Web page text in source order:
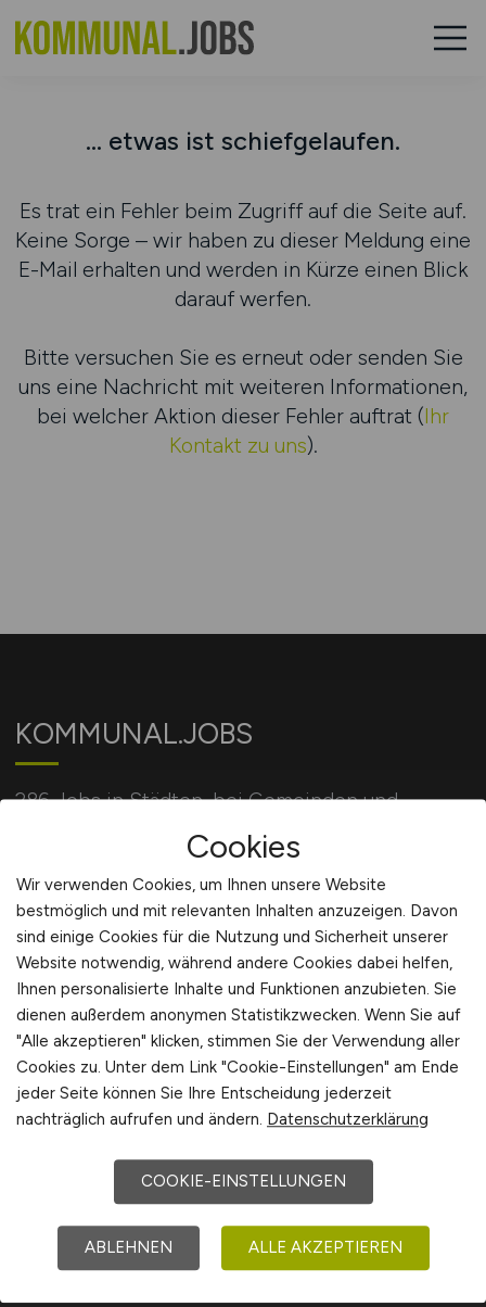
... etwas ist schiefgelaufen.
Es trat ein Fehler beim Zugriff auf die Seite auf.
Keine Sorge – wir haben zu dieser Meldung eine
E-Mail erhalten und werden in Kürze einen Blick
darauf werfen.
Bitte versuchen Sie es erneut oder senden Sie
uns eine Nachricht mit weiteren Informationen,
bei welcher Aktion dieser Fehler auftrat (Ihr
Kontakt zu uns).
KOMMUNAL.JOBS
286 Jobs in Städten, bei Gemeinden und
Behörden und bei öffentlichen Einrichtungen.
Für Arbeitnehmer
Für Arbeitgeber
Stellenanzeigen schalten
Mediadaten & Konditionen
Arbeitgeber Seite
Arbeitgeber Kontakt
Karrierenetzwerk
Cookies
Wir verwenden Cookies, um Ihnen unsere Website
bestmöglich und mit relevanten Inhalten anzuzeigen. Davon
sind einige Cookies für die Nutzung und Sicherheit unserer
Website notwendig, während andere Cookies dabei helfen,
Ihnen personalisierte Inhalte und Funktionen anzubieten. Sie
dienen außerdem anonymen Statistikzwecken. Wenn Sie auf
"Alle akzeptieren" klicken, stimmen Sie der Verwendung aller
Cookies zu. Unter dem Link "Cookie-Einstellungen" am Ende
jeder Seite können Sie Ihre Entscheidung jederzeit
nachträglich aufrufen und ändern. Datenschutzerklärung
COOKIE-EINSTELLUNGEN
ABLEHNEN ALLE AKZEPTIEREN